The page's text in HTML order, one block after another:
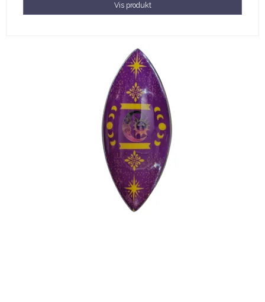
Vis produkt